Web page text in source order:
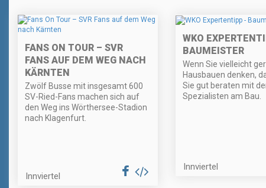
FANS ON TOUR – SVR
FANS AUF DEM WEG NACH
KÄRNTEN
Zwölf Busse mit insgesamt 600
SV-Ried-Fans machen sich auf
den Weg ins Wörthersee-Stadion
nach Klagenfurt.
Innviertel
WKO
BAUMEISTER
Wenn Sie vielleicht
Hausbauen denken,
Sie gut beraten mit
Spezialisten am Bau.
Innviertel